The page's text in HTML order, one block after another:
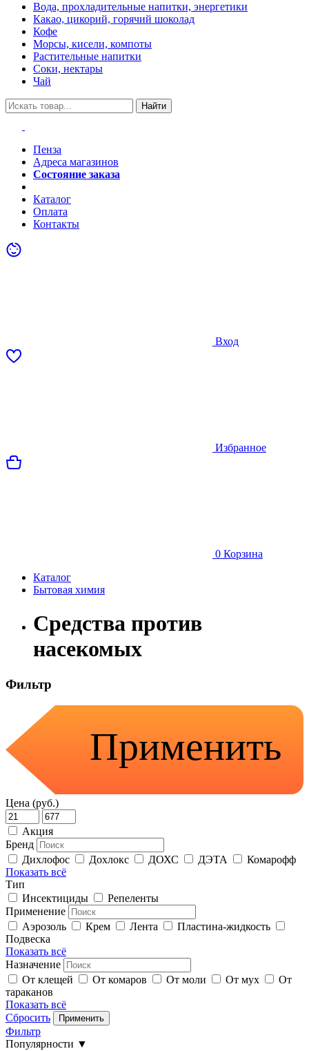
Вода, прохладительные напитки, энергетики
Какао, цикорий, горячий шоколад
Кофе
Морсы, кисели, компоты
Растительные напитки
Соки, нектары
Чай
Найти
Пенза
Адреса магазинов
Состояние заказа
Каталог
Оплата
Контакты
Вход
Избранное
0 Корзина
Каталог
Бытовая химия
Средства против
насекомых
Фильтр
Применить
Цена (руб.)
Акция
Бренд
Дихлофос
Дохлокс ДОХС ДЭТА
Комарофф
Показать всё
Тип
Инсектициды
Репеленты
Применение
Аэрозоль
Крем Лента
Пластина-жидкость
Подвеска
Показать всё
Назначение
От клещей
От комаров От моли От мух
От
тараканов
Показать всё
Сбросить
Применить
Фильтр
Популярности ▼